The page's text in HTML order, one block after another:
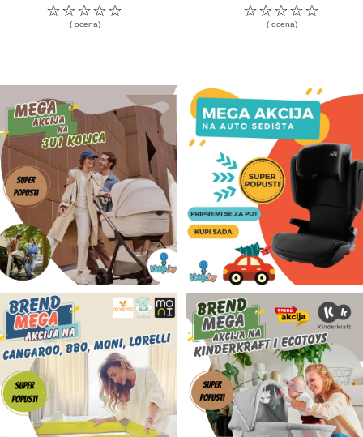
☆
☆
☆
☆
☆
( ocena)
☆
☆
☆
☆
☆
( ocena)